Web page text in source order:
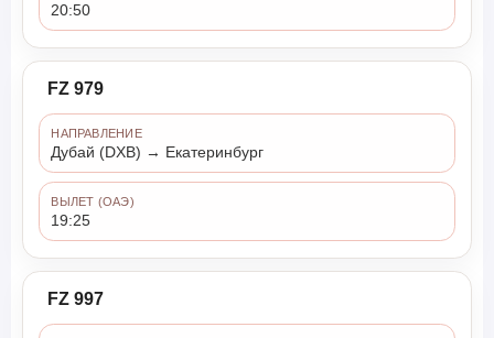
20:50
FZ 979
НАПРАВЛЕНИЕ
Дубай (DXB) → Екатеринбург
ВЫЛЕТ (ОАЭ)
19:25
FZ 997